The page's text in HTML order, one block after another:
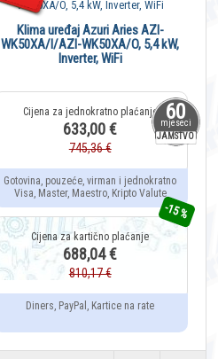
60
mjeseci
JAMSTVO
Klima uređaj Azuri Aries AZI-
WK50XA/I/AZI-WK50XA/O, 5,4 kW,
Inverter, WiFi
633,00 €
745,36 €
Gotovina, pouzeće, virman i jednokratno
Visa, Master, Maestro, Kripto Valute
-15 %
688,04 €
810,17 €
Diners, PayPal, Kartice na rate